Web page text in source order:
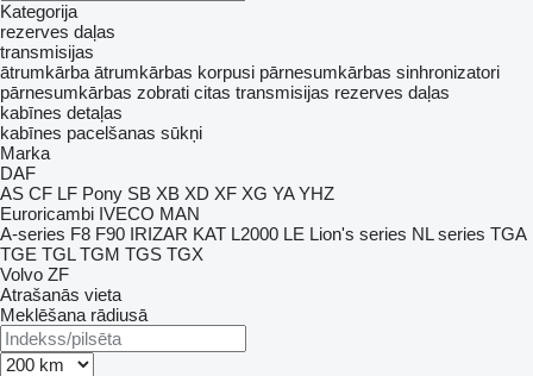
Kategorija
rezerves daļas
transmisijas
ātrumkārba ātrumkārbas korpusi pārnesumkārbas sinhronizatori
pārnesumkārbas zobrati citas transmisijas rezerves daļas
kabīnes detaļas
kabīnes pacelšanas sūkņi
Marka
DAF
AS CF LF Pony SB XB XD XF XG YA YHZ
Euroricambi IVECO MAN
A-series F8 F90 IRIZAR KAT L2000 LE Lion's series NL series TGA
TGE TGL TGM TGS TGX
Volvo ZF
Atrašanās vieta
Meklēšana rādiusā